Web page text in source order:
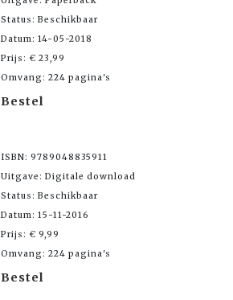
Status: Beschikbaar
Datum: 14-05-2018
Prijs: € 23,99
Omvang: 224 pagina's
Bestel
ISBN: 9789048835911
Uitgave: Digitale download
Status: Beschikbaar
Datum: 15-11-2016
Prijs: € 9,99
Omvang: 224 pagina's
Bestel